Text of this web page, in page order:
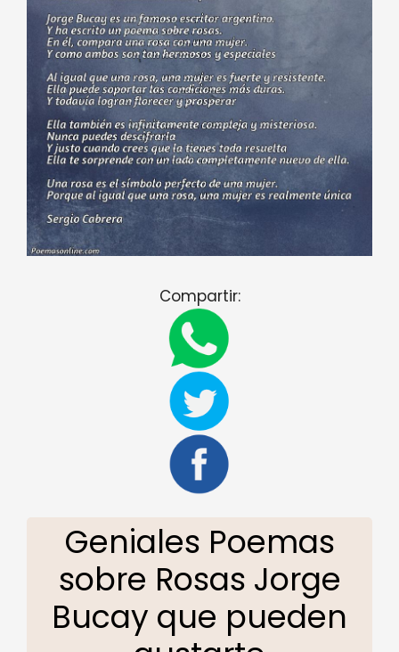
Compartir:
Geniales Poemas
sobre Rosas Jorge
Bucay que pueden